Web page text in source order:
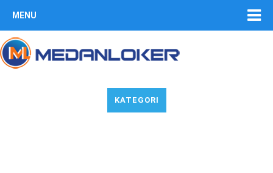
MENU
KATEGORI